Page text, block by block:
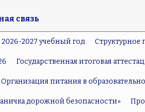
связь
2026-2027 учебный год Структурное
Государственная итоговая
Организация питания в
дорожной безопасности»